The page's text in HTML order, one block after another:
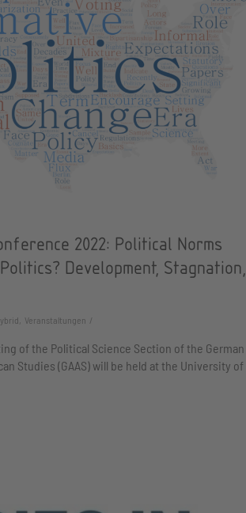
2022: Political Norms
Development, Stagnation,
Veranstaltungen
of the Political Science Section of the German
Studies (GAAS) will be held at the University of